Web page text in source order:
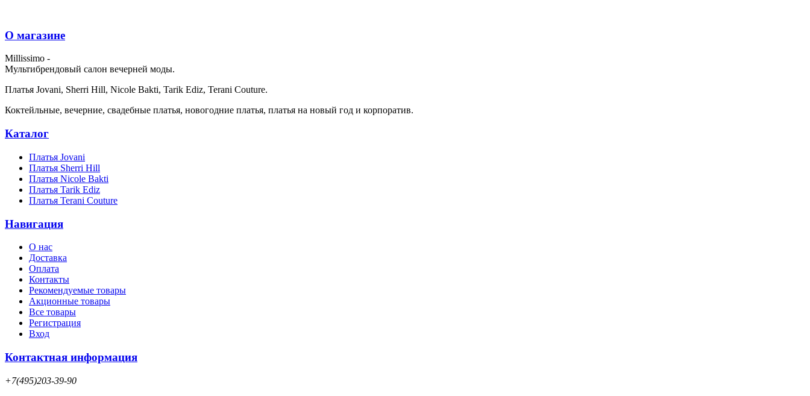
О магазине
Millissimo -
Мультибрендовый салон вечерней моды.
Платья Jovani, Sherri Hill, Nicole Bakti, Tarik Ediz, Terani Couture.
Коктейльные, вечерние, свадебные платья, новогодние платья, платья на новый год и корпоратив.
Каталог
Платья Jovani
Платья Sherri Hill
Платья Nicole Bakti
Платья Tarik Ediz
Платья Terani Couture
Навигация
О нас
Доставка
Оплата
Контакты
Рекомендуемые товары
Акционные товары
Все товары
Регистрация
Вход
Контактная информация
+7(495)203-39-90